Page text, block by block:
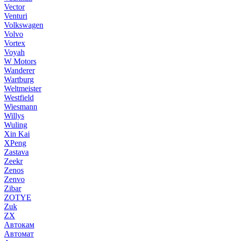
Vector
Venturi
Volkswagen
Volvo
Vortex
Voyah
W Motors
Wanderer
Wartburg
Weltmeister
Westfield
Wiesmann
Willys
Wuling
Xin Kai
XPeng
Zastava
Zeekr
Zenos
Zenvo
Zibar
ZOTYE
Zuk
ZX
Автокам
Автомат